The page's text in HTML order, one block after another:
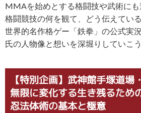
MMAを始めとする格闘技や武術にも
格闘競技の何を観て、どう伝えてい
世界的名作格ゲー「鉄拳」の公式実
氏の人物像と想いを深堀りしていこう
【特別企画】武神館手塚道場
無限に変化する生き残るため
忍法体術の基本と極意